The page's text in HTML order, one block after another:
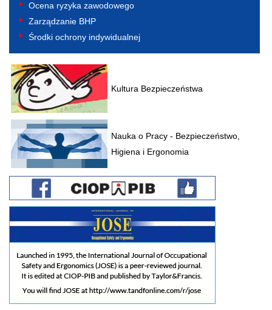
Ocena ryzyka zawodowego
Zarządzanie BHP
Środki ochrony indywidualnej
Kultura Bezpieczeństwa
Nauka o Pracy - Bezpieczeństwo,
Higiena i Ergonomia